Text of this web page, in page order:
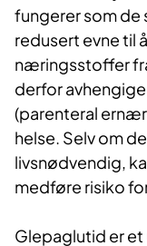
fungerer som de
redusert evne til
næringsstoffer
derfor
(parenteral
helse. Selv om
livsnødvendig,
medføre risiko
Glepaglutid er